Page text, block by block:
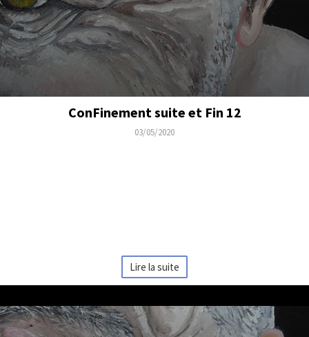
ConFinement suite et Fin 12
03/05/2020
Lire la suite